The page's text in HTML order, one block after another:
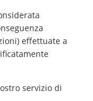
effettuate a
servizio di